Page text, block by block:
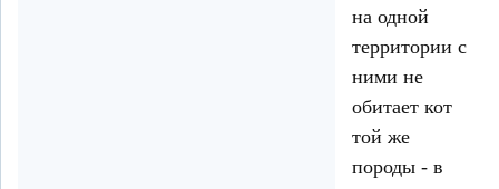
на одной
территории с
ними не
обитает кот
той же
породы - в